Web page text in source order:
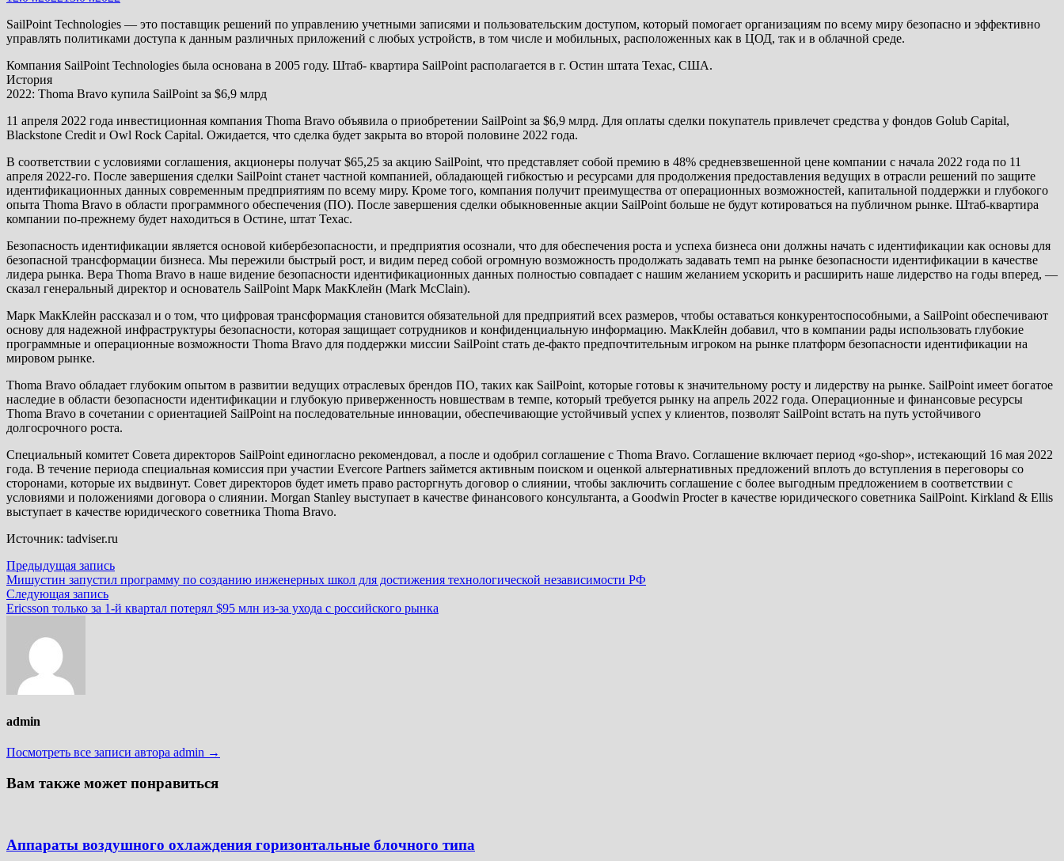
SailPoint Technologies — это поставщик решений по управлению учетными записями и пользовательским доступом, который помогает организациям по всему миру безопасно и эффективно
управлять политиками доступа к данным различных приложений с любых устройств, в том числе и мобильных, расположенных как в ЦОД, так и в облачной среде.
Компания SailPoint Technologies была основана в 2005 году. Штаб- квартира SailPoint располагается в г. Остин штата Техас, США.
История
2022: Thoma Bravo купила SailPoint за $6,9 млрд
11 апреля 2022 года инвестиционная компания Thoma Bravo объявила о приобретении SailPoint за $6,9 млрд. Для оплаты сделки покупатель привлечет средства у фондов Golub Capital,
Blackstone Credit и Owl Rock Capital. Ожидается, что сделка будет закрыта во второй половине 2022 года.
В соответствии с условиями соглашения, акционеры получат $65,25 за акцию SailPoint, что представляет собой премию в 48% средневзвешенной цене компании с начала 2022 года по 11
апреля 2022-го. После завершения сделки SailPoint станет частной компанией, обладающей гибкостью и ресурсами для продолжения предоставления ведущих в отрасли решений по защите
идентификационных данных современным предприятиям по всему миру. Кроме того, компания получит преимущества от операционных возможностей, капитальной поддержки и глубокого
опыта Thoma Bravo в области программного обеспечения (ПО). После завершения сделки обыкновенные акции SailPoint больше не будут котироваться на публичном рынке. Штаб-квартира
компании по-прежнему будет находиться в Остине, штат Техас.
Безопасность идентификации является основой кибербезопасности, и предприятия осознали, что для обеспечения роста и успеха бизнеса они должны начать с идентификации как основы для
безопасной трансформации бизнеса. Мы пережили быстрый рост, и видим перед собой огромную возможность продолжать задавать темп на рынке безопасности идентификации в качестве
лидера рынка. Вера Thoma Bravo в наше видение безопасности идентификационных данных полностью совпадает с нашим желанием ускорить и расширить наше лидерство на годы вперед, —
сказал генеральный директор и основатель SailPoint Марк МакКлейн (Mark McClain).
Марк МакКлейн рассказал и о том, что цифровая трансформация становится обязательной для предприятий всех размеров, чтобы оставаться конкурентоспособными, а SailPoint обеспечивают
основу для надежной инфраструктуры безопасности, которая защищает сотрудников и конфиденциальную информацию. МакКлейн добавил, что в компании рады использовать глубокие
программные и операционные возможности Thoma Bravo для поддержки миссии SailPoint стать де-факто предпочтительным игроком на рынке платформ безопасности идентификации на
мировом рынке.
Thoma Bravo обладает глубоким опытом в развитии ведущих отраслевых брендов ПО, таких как SailPoint, которые готовы к значительному росту и лидерству на рынке. SailPoint имеет богатое
наследие в области безопасности идентификации и глубокую приверженность новшествам в темпе, который требуется рынку на апрель 2022 года. Операционные и финансовые ресурсы
Thoma Bravo в сочетании с ориентацией SailPoint на последовательные инновации, обеспечивающие устойчивый успех у клиентов, позволят SailPoint встать на путь устойчивого
долгосрочного роста.
Специальный комитет Совета директоров SailPoint единогласно рекомендовал, а после и одобрил соглашение с Thoma Bravo. Соглашение включает период «go-shop», истекающий 16 мая 2022
года. В течение периода специальная комиссия при участии Evercore Partners займется активным поиском и оценкой альтернативных предложений вплоть до вступления в переговоры со
сторонами, которые их выдвинут. Совет директоров будет иметь право расторгнуть договор о слиянии, чтобы заключить соглашение с более выгодным предложением в соответствии с
условиями и положениями договора о слиянии. Morgan Stanley выступает в качестве финансового консультанта, а Goodwin Procter в качестве юридического советника SailPoint. Kirkland & Ellis
выступает в качестве юридического советника Thoma Bravo.
Источник: tadviser.ru
Навигация
по
записям
Предыдущая записьПредыдущая
запись:
Мишустин запустил программу по созданию инженерных школ для достижения технологической независимости РФ
Следующая записьСледующая
запись:
Ericsson только за 1-й квартал потерял $95 млн из-за ухода с российского рынка
admin
Посмотреть все записи автора admin →
Вам также может понравиться
Аппараты воздушного охлаждения горизонтальные блочного типа